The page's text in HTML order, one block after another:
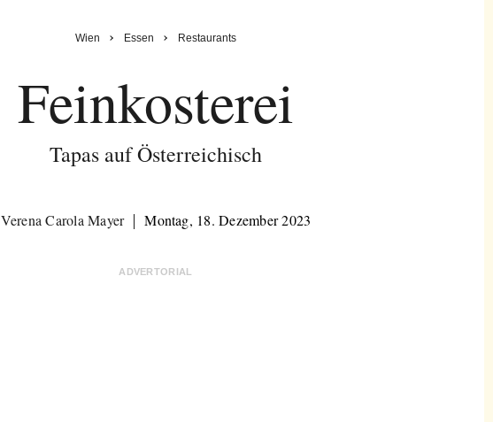
Wien Essen Restaurants
Feinkosterei
Tapas auf Österreichisch
Verena Carola Mayer Montag, 18. Dezember 2023
ADVERTORIAL